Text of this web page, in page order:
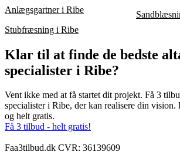
Anlægsgartner i Ribe
Stubfræsning i Ribe
Klar til at finde de bedste
specialister i Ribe?
Vent ikke med at få startet dit projekt. Få 3
specialister i Ribe, der kan realisere din vision.
og helt gratis.
Få 3 tilbud - helt gratis!
Faa3tilbud.dk CVR: 36139609